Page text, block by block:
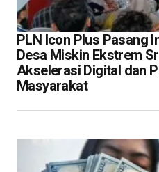
PLN Icon Plus Pasang
Desa Miskin Ekstrem
Akselerasi Digital dan
Masyarakat